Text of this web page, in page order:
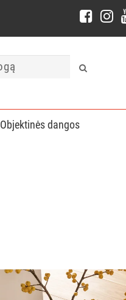
Objektinės dangos